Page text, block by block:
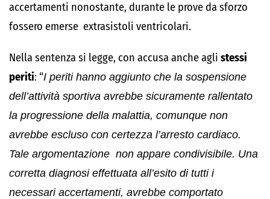
accertamenti nonostante, durante le prove da sforzo
fossero emerse extrasistoli ventricolari.
Nella sentenza si legge, con accusa anche agli stessi
periti: “I periti hanno aggiunto che la sospensione
dell’attività sportiva avrebbe sicuramente rallentato
la progressione della malattia, comunque non
avrebbe escluso con certezza l’arresto cardiaco.
Tale argomentazione non appare condivisibile. Una
corretta diagnosi effettuata all’esito di tutti i
necessari accertamenti, avrebbe comportato